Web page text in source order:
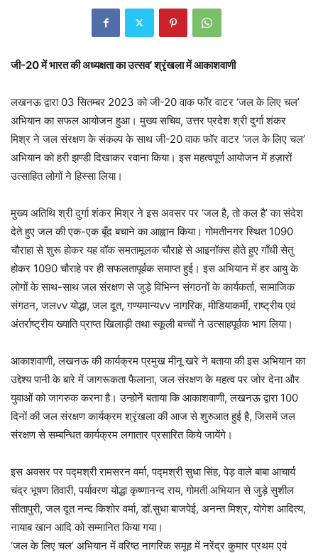
जी-20 में भारत की अध्यक्षता का उत्सव’ श्रृंखला में आकाशवाणी
लखनऊ द्वारा 03 सितम्बर 2023 को जी-20 वाक फॉर वाटर ‘जल के लिए चल’
अभियान का सफल आयोजन हुआ। मुख्य सचिव, उत्तर प्रदेश श्री दुर्गा शंकर
मिश्र ने जल संरक्षण के संकल्प के साथ जी-20 वाक फॉर वाटर ‘जल के लिए चल’
अभियान को हरी झण्डी दिखाकर रवाना किया। इस महत्वपूर्ण आयोजन में हज़ारों
उत्साहित लोगों ने हिस्सा लिया।
मुख्य अतिथि श्री दुर्गा शंकर मिश्र ने इस अवसर पर ‘जल है, तो कल है’ का संदेश
देते हुए जल की एक-एक बूँद बचाने का आह्वान किया। गोमतीनगर स्थित 1090
चौराहा से शुरू होकर यह वॉक समतामूलक चौराहे से आइनॉक्स होते हुए गाँधी सेतु
होकर 1090 चौराहे पर ही सफलतापूर्वक समाप्त हुई। इस अभियान में हर आयु के
लोगों के साथ-साथ जल संरक्षण से जुड़े विभिन्न संगठनों के कार्यकर्ता, सामाजिक
संगठन, जलvv योद्धा, जल दूत, गण्यमान्यvv नागरिक, मीडियाकर्मी, राष्ट्रीय एवं
अंतर्राष्ट्रीय ख्याति प्राप्त खिलाड़ी तथा स्कूली बच्चों ने उत्साहपूर्वक भाग लिया।
आकाशवाणी, लखनऊ की कार्यक्रम प्रमुख मीनू खरे ने बताया की इस अभियान का
उद्देश्य पानी के बारे में जागरूकता फैलाना, जल संरक्षण के महत्व पर जोर देना और
युवाओं को जागरुक करना है। उन्होनें बताया कि आकाशवाणी, लखनऊ द्वारा 100
दिनों की जल संरक्षण कार्यक्रम श्रृंखला की आज से शुरुआत हुई है, जिसमें जल
संरक्षण से सम्बन्धित कार्यक्रम लगातार प्रसारित किये जायेंगे।
इस अवसर पर पद्मश्री रामसरन वर्मा, पद्मश्री सुधा सिंह, पेड़ वाले बाबा आचार्य
चंद्र भूषण तिवारी, पर्यावरण योद्धा कृष्णानन्द राय, गोमती अभियान से जुड़े सुशील
सीतापुरी, जल दूत नन्द किशोर वर्मा, डॉ.सुधा बाजपेई, अनन्त मिश्र, योगेश आदित्य,
नायाब खान आदि को सम्मानित किया गया।
‘जल के लिए चल’ अभियान में वरिष्ठ नागरिक समूह में नरेंद्र कुमार प्रथम एवं